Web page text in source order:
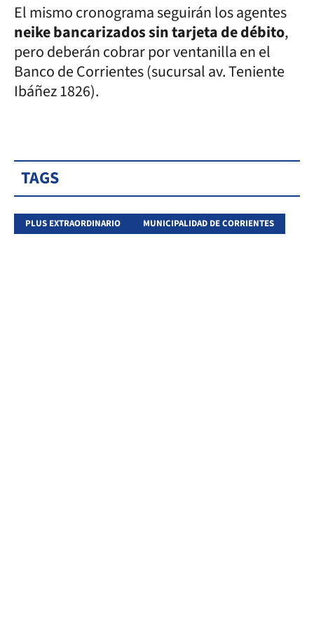
El mismo cronograma seguirán los agentes
neike bancarizados sin tarjeta de débito,
pero deberán cobrar por ventanilla en el
Banco de Corrientes (sucursal av. Teniente
Ibáñez 1826).
TAGS
PLUS EXTRAORDINARIO MUNICIPALIDAD DE CORRIENTES